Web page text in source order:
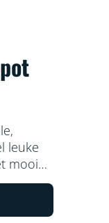
leuke
mooi
app al